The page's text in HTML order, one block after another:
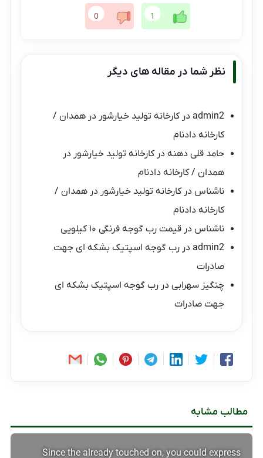
1
0
نظر شما در مقاله های دیگر
admin2 درکارخانه تولید خیارشور در همدان /
کارخانه دادنام
حامد قلی دهنه درکارخانه تولید خیارشور در
همدان / کارخانه دادنام
ناشناس درکارخانه تولید خیارشور در همدان /
کارخانه دادنام
ناشناس درقیمت رب گوجه فرنگی ۱۰ کیلویی
admin2 دررب گوجه اسپتیک بشکه ای جهت
صادرات
چنگیز سهرابی دررب گوجه اسپتیک بشکه ای
جهت صادرات
مطالب مشابه
Since the already touched on, you could express